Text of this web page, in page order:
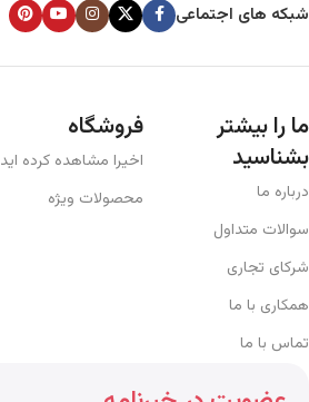
شبکه های اجتماعی
ما را بیشتر
بشناسید
درباره ما
سوالات متداول
شرکای تجاری
همکاری با ما
تماس با ما
فروشگاه
اخیرا مشاهده کرده اید
محصولات ویژه